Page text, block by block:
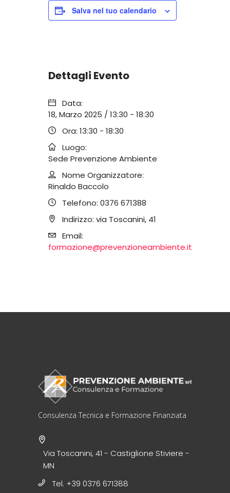
Salva nel tuo calendario
Dettagli Evento
Data:
18, Marzo 2025 / 13:30 - 18:30
Ora: 13:30 - 18:30
Luogo:
Sede Prevenzione Ambiente
Nome Organizzatore:
Rinaldo Baccolo
Telefono: 0376 671388
Indirizzo: via Toscanini, 41
Email:
formazione@prevenzioneambiente.it
Consulenza Tecnica e Formazione Finanziata
Via Toscanini, 41 - Castiglione Stiviere -
MN
Tel. +39 0376 671388